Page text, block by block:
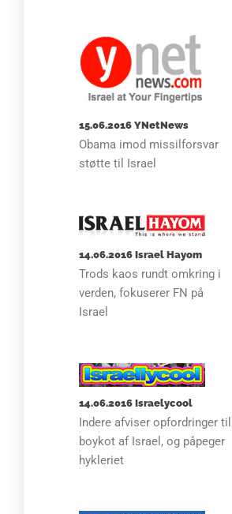
15.06.2016 YNetNews
Obama imod missilforsvar
støtte til Israel
14.06.2016 Israel Hayom
Trods kaos rundt omkring i
verden, fokuserer FN på
Israel
14.06.2016 Israelycool
Indere afviser opfordringer til
boykot af Israel, og påpeger
hykleriet